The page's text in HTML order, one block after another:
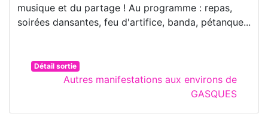
musique et du partage ! Au programme : repas,
soirées dansantes, feu d'artifice, banda, pétanque...
Détail sortie
Autres manifestations aux environs de
GASQUES